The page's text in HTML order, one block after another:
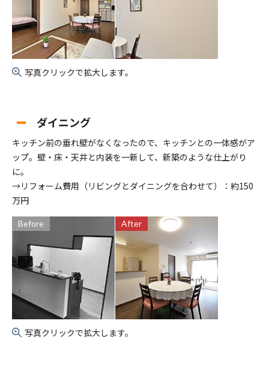
写真クリックで拡大します。
ダイニング
キッチン前の垂れ壁がなくなったので、キッチンとの一体感がア
ップ。壁・床・天井と内装を一新して、新築のような仕上がり
に。
→リフォーム費用（リビングとダイニングを合わせて）：約150
万円
Before After
写真クリックで拡大します。